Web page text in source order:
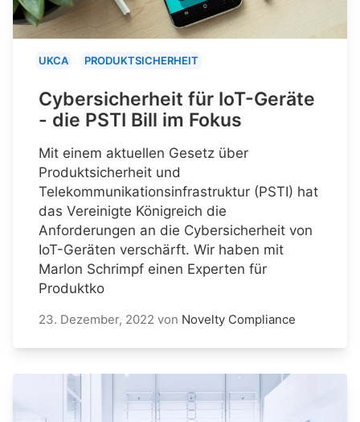
UKCA PRODUKTSICHERHEIT
Cybersicherheit für IoT-Geräte
- die PSTI Bill im Fokus
Mit einem aktuellen Gesetz über
Produktsicherheit und
Telekommunikationsinfrastruktur (PSTI) hat
das Vereinigte Königreich die
Anforderungen an die Cybersicherheit von
IoT-Geräten verschärft. Wir haben mit
Marlon Schrimpf einen Experten für
Produktko
23. Dezember, 2022 von Novelty Compliance